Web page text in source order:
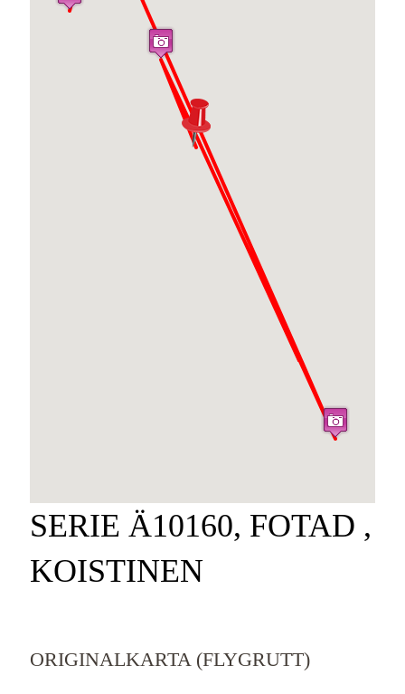
SERIE Ä10160, FOTAD ,
KOISTINEN
ORIGINALKARTA (FLYGRUTT)